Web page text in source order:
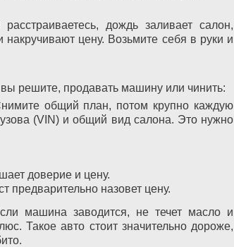
дождь заливает салон,
цену. Возьмите себя в руки и
решите, продавать машину или чинить:
общий план, потом крупно каждую
(VIN) и общий вид салона. Это нужно
доверие и цену.
предварительно назовет цену.
машина заводится, не течет масло и
Такое авто стоит значительно дороже,